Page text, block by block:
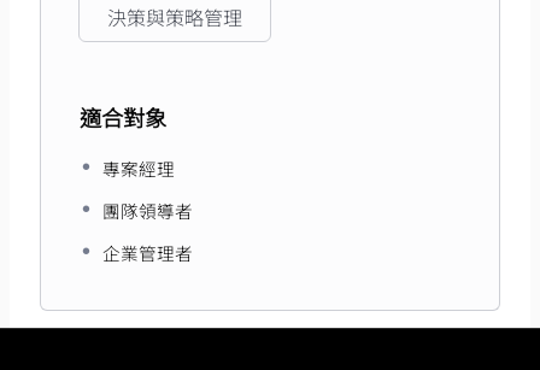
決策與策略管理
適合對象
專案經理
團隊領導者
企業管理者